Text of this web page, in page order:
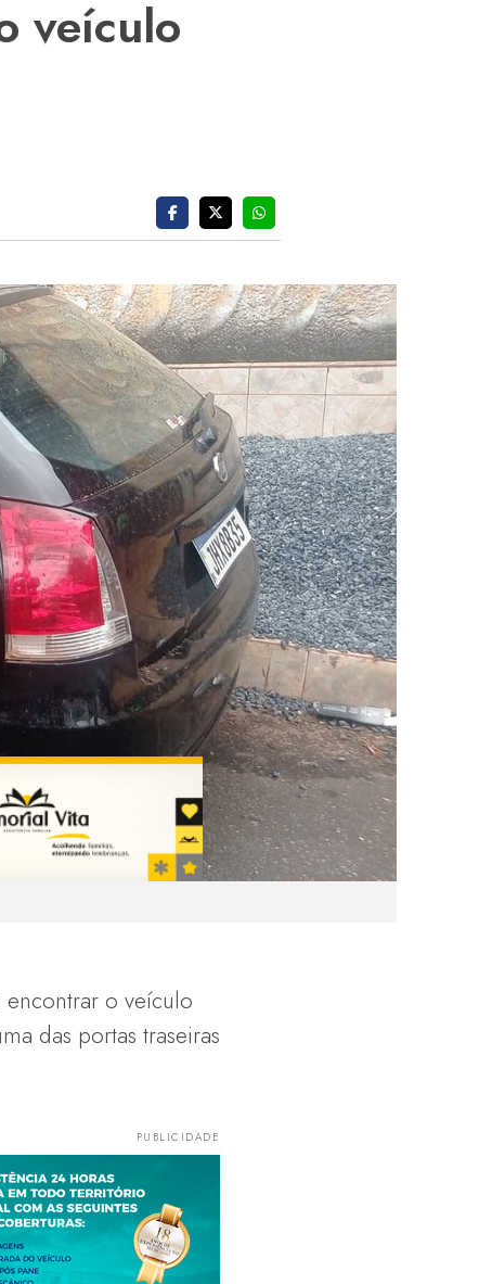
veículo
o veículo
das portas traseiras